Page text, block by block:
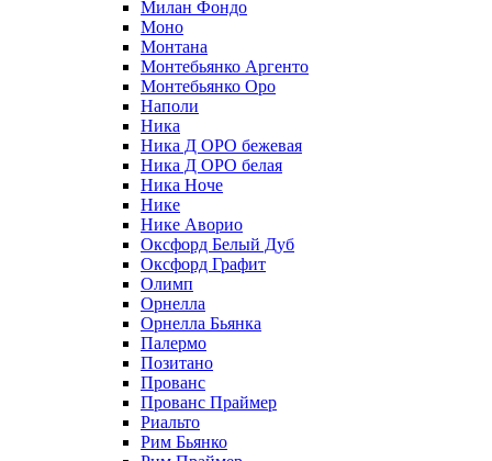
Милан Фондо
Моно
Монтана
Монтебьянко Аргенто
Монтебьянко Оро
Наполи
Ника
Ника Д ОРО бежевая
Ника Д ОРО белая
Ника Ноче
Нике
Нике Аворио
Оксфорд Белый Дуб
Оксфорд Графит
Олимп
Орнелла
Орнелла Бьянка
Палермо
Позитано
Прованс
Прованс Праймер
Риальто
Рим Бьянко